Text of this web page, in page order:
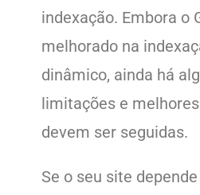
indexação. Embora o
melhorado na
dinâmico, ainda há
limitações e
devem ser seguidas.
Se o seu site